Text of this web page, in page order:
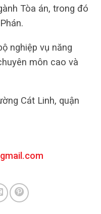
Tòa án, trong đó
nghiệp vụ năng
môn cao và
Cát Linh, quận